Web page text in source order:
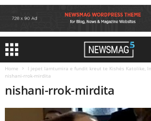
Home
I jepet lamtumira e fundit kreut te Kishës Katolike,
nishani-rrok-mirdita
nishani-rrok-mirdita